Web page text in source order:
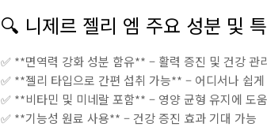
🔍 니제르 젤리 엠 주요 성분 및
✅ **면역력 강화 성분 함유** – 활력 증진 및 건강 관
✅ **젤리 타입으로 간편 섭취 가능** – 어디서나 쉽
✅ **비타민 및 미네랄 포함** – 영양 균형 유지에 도움
✅ **기능성 원료 사용** – 건강 증진 효과 기대 가능